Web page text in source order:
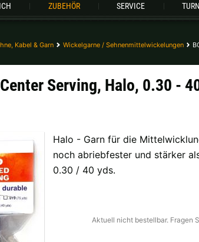
ZUBEHÖR SERVICE
Kabel & Garn Wickelgarne / Sehnenmittelwickelungen
Serving, Halo, 0.30 -
Halo - Garn für die
noch abriebfester und stärker
0.30 / 40 yds.
Aktuell nicht bestellbar. Fragen
|€ Estland |€
|€ Litauen |€
Sie einfach "Deutschland" aus. Und erfragen die